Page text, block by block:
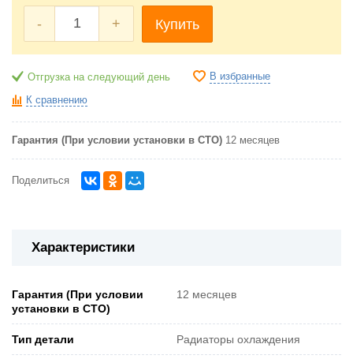
- + Купить
Отгрузка на следующий день В избранные
К сравнению
Гарантия (При условии установки в СТО) 12 месяцев
Поделиться
Характеристики
Гарантия (При условии
установки в СТО)
12 месяцев
Тип детали Радиаторы охлаждения